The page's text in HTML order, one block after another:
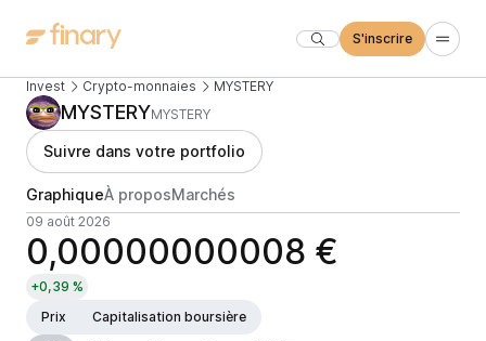
S'inscrire
Invest Crypto-monnaies MYSTERY
MYSTERYMYSTERY
Suivre dans votre portfolio
GraphiqueÀ proposMarchés
09 août 2026
0,00000000008 €
+0,39 %
Prix
Capitalisation boursière